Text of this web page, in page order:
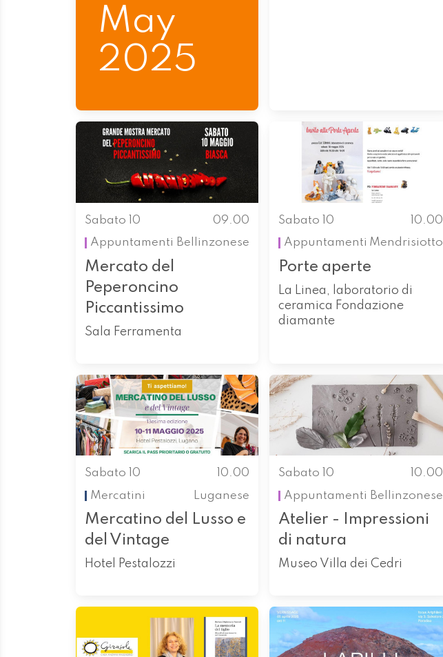
May
2025
Sabato 10
09.00
Appuntamenti Bellinzonese
Mercato del
Peperoncino
Piccantissimo
Sala Ferramenta
Sabato 10
10.00
Appuntamenti Mendrisiotto
Porte aperte
La Linea, laboratorio di
ceramica Fondazione
diamante
Sabato 10
10.00
Mercatini
Luganese
Mercatino del Lusso e
del Vintage
Hotel Pestalozzi
Sabato 10
10.00
Appuntamenti Bellinzonese
Atelier - Impressioni
di natura
Museo Villa dei Cedri